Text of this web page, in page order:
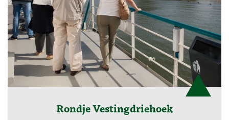
Rondje Vestingdriehoek